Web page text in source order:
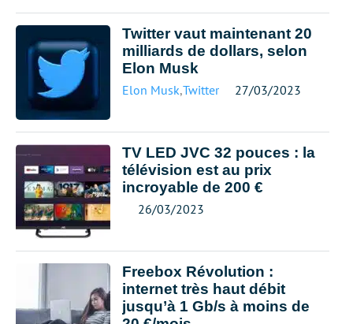
Twitter vaut maintenant 20
milliards de dollars, selon
Elon Musk
Elon Musk,Twitter 27/03/2023
TV LED JVC 32 pouces : la
télévision est au prix
incroyable de 200 €
26/03/2023
Freebox Révolution :
internet très haut débit
jusqu’à 1 Gb/s à moins de